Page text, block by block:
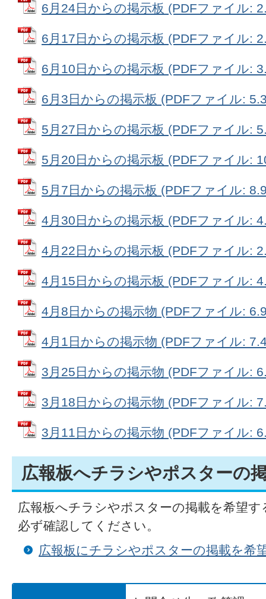
6月24日からの掲示板 (PDFファイル:
6月17日からの掲示板 (PDFファイル:
6月10日からの掲示板 (PDFファイル:
6月3日からの掲示板 (PDFファイル:
5月27日からの掲示板 (PDFファイル:
5月20日からの掲示板 (PDFファイル:
5月7日からの掲示板 (PDFファイル:
4月30日からの掲示板 (PDFファイル:
4月22日からの掲示板 (PDFファイル:
4月15日からの掲示板 (PDFファイル:
4月8日からの掲示物 (PDFファイル:
4月1日からの掲示物 (PDFファイル:
3月25日からの掲示物 (PDFファイル:
3月18日からの掲示物 (PDFファイル:
3月11日からの掲示物 (PDFファイル:
広報板へチラシやポスターの
広報板へチラシやポスターの掲載を希望
必ず確認してください。
広報板にチラシやポスターの掲載を希